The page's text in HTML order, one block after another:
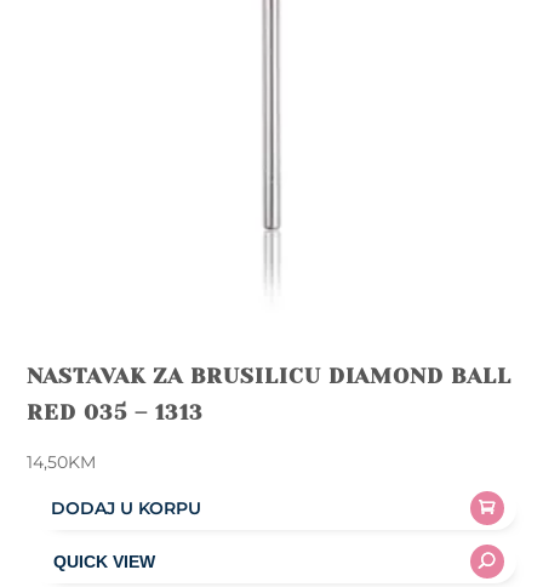
NASTAVAK ZA BRUSILICU DIAMOND BALL
RED 035 – 1313
14,50KM
DODAJ U KORPU